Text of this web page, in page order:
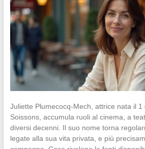
Juliette Plumecocq-Mech, attrice nata il 1
Soissons, accumula ruoli al cinema, a
diversi decenni. Il suo nome torna
legate alla sua vita privata, e più